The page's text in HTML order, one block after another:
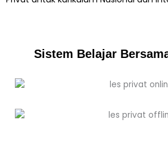
Sistem Belajar